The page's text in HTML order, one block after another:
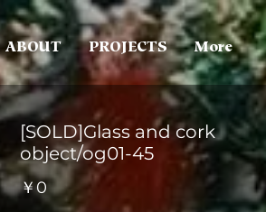
ABOUT PROJECTS More
[SOLD]Glass and cork
object/og01-45
￥0 価
格